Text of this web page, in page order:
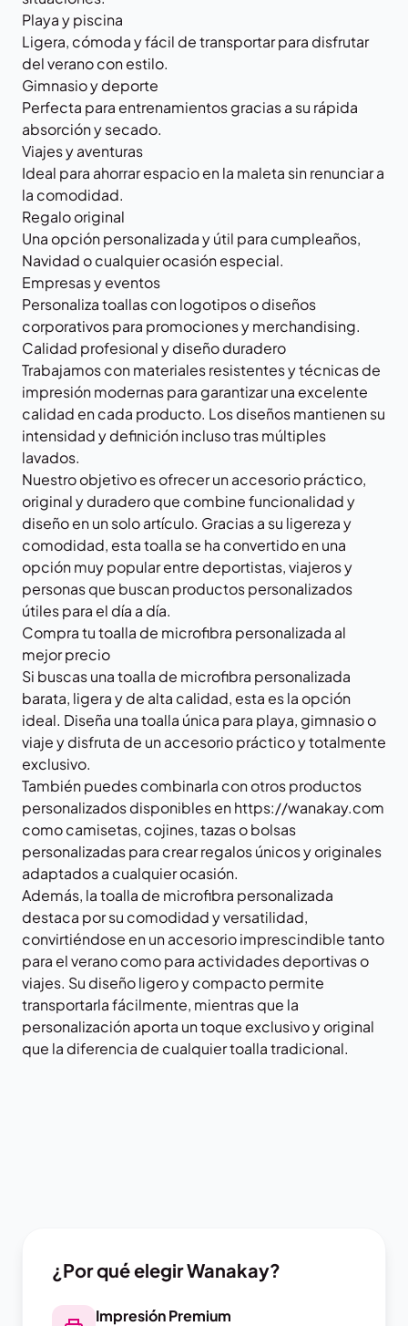
Playa y piscina
Ligera, cómoda y fácil de transportar para disfrutar
del verano con estilo.
Gimnasio y deporte
Perfecta para entrenamientos gracias a su rápida
absorción y secado.
Viajes y aventuras
Ideal para ahorrar espacio en la maleta sin renunciar a
la comodidad.
Regalo original
Una opción personalizada y útil para cumpleaños,
Navidad o cualquier ocasión especial.
Empresas y eventos
Personaliza toallas con logotipos o diseños
corporativos para promociones y merchandising.
Calidad profesional y diseño duradero
Trabajamos con materiales resistentes y técnicas de
impresión modernas para garantizar una excelente
calidad en cada producto. Los diseños mantienen su
intensidad y definición incluso tras múltiples
lavados.
Nuestro objetivo es ofrecer un accesorio práctico,
original y duradero que combine funcionalidad y
diseño en un solo artículo. Gracias a su ligereza y
comodidad, esta toalla se ha convertido en una
opción muy popular entre deportistas, viajeros y
personas que buscan productos personalizados
útiles para el día a día.
Compra tu toalla de microfibra personalizada al
mejor precio
Si buscas una toalla de microfibra personalizada
barata, ligera y de alta calidad, esta es la opción
ideal. Diseña una toalla única para playa, gimnasio o
viaje y disfruta de un accesorio práctico y totalmente
exclusivo.
También puedes combinarla con otros productos
personalizados disponibles enhttps://wanakay.com
como camisetas, cojines, tazas o bolsas
personalizadas para crear regalos únicos y originales
adaptados a cualquier ocasión.
Además, la toalla de microfibra personalizada
destaca por su comodidad y versatilidad,
convirtiéndose en un accesorio imprescindible tanto
para el verano como para actividades deportivas o
viajes. Su diseño ligero y compacto permite
transportarla fácilmente, mientras que la
personalización aporta un toque exclusivo y original
que la diferencia de cualquier toalla tradicional.
¿Por qué elegir Wanakay?
Impresión Premium